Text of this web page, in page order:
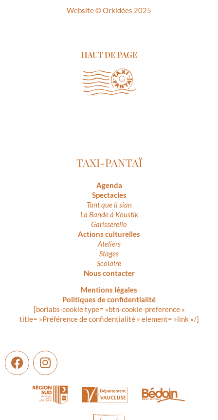
Website ©Orkidées 2025
HAUT DE PAGE
TAXI-PANTAÏ
Agenda
Spectacles
Tant que li sian
La Bande à Koustik
Garisserello
Actions culturelles
Ateliers
Stages
Scolaire
Nous contacter
Mentions légales
Politiques de confidentialité
[borlabs-cookie type= »btn-cookie-preference »
title= »Préférence de confidentialité » element= »link »/]